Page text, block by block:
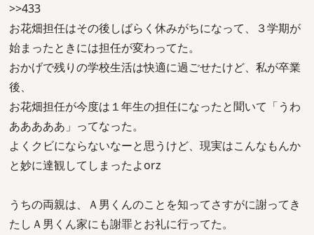
>>433
お花畑担任はその後しばらく休みがちになって、３学期が
始まったときには担任が変わってた。
おかげで残りの学校生活は快適に過ごせたけど、私が卒業
後、
お花畑担任が今度は１年生の担任になったと聞いて「うわ
あああああ」ってなった。
よくクビにならないなーと思うけど、現実はこんなもんか
と妙に達観してしまったよorz
うちの両親は、Ａ男くんのことを知ってさすがに謝ってき
たしＡ男くん家にも謝罪とお礼に行ってた。